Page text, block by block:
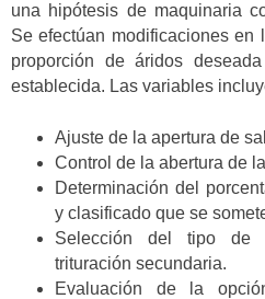
una hipótesis de maquinaria
Se efectúan modificaciones en
proporción de áridos
establecida. Las variables
Ajuste de la apertura de
Control de la abertura de
Determinación del
y clasificado que se
Selección del tipo de
trituración secundaria.
Evaluación de la